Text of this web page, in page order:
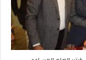
الأسماك
بالغردقة
مغلقة